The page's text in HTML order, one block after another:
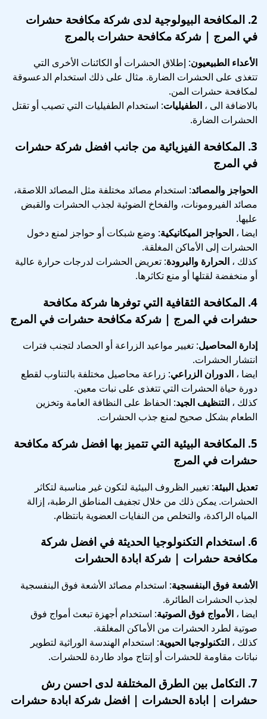
2. المكافحة البيولوجية لدى شركة مكافحة حشرات
في المرج | شركة مكافحة حشرات بالمرج
الأعداء الطبيعيون: إطلاق الحشرات أو الكائنات الأخرى التي
تتغذى على الحشرات الضارة. مثال على ذلك استخدام الدعسوقة
لمكافحة حشرات المن.
بالاضافة الى ، الطفيليات: استخدام الطفيليات التي تصيب أو تقتل
الحشرات الضارة.
3. المكافحة الفيزيائية من جانب افضل شركة حشرات
في المرج
الحواجز والمصائد: استخدام مصائد مختلفة مثل المصائد اللاصقة،
مصائد الفيرومونات، والفخاخ الضوئية لجذب الحشرات والقبض
عليها.
ايضا ، الحواجز الميكانيكية: وضع شبكات أو حواجز لمنع دخول
الحشرات إلى الأماكن المغلقة.
كذلك ، الحرارة والبرودة: تعريض الحشرات لدرجات حرارة عالية
أو منخفضة لقتلها أو منع تكاثرها.
4. المكافحة الثقافية التي توفرها شركة مكافحة
حشرات في المرج | شركة مكافحة حشرات في المرج
إدارة المحاصيل: تغيير مواعيد الزراعة أو الحصاد لتجنب فترات
انتشار الحشرات.
ايضا ، الدوران الزراعي: زراعة محاصيل مختلفة بالتناوب لقطع
دورة حياة الحشرات التي تتغذى على نبات معين.
كذلك ، التنظيف الجيد: الحفاظ على النظافة العامة وتخزين
الطعام بشكل صحيح لمنع جذب الحشرات.
5. المكافحة البيئية التي تتميز بها افضل شركة مكافحة
حشرات في المرج
تعديل البيئة: تغيير الظروف البيئية لتكون غير مناسبة لتكاثر
الحشرات. يمكن ذلك من خلال تجفيف المناطق الرطبة، إزالة
المياه الراكدة، والتخلص من النفايات العضوية بانتظام.
6. استخدام التكنولوجيا الحديثة في افضل شركة
مكافحة حشرات | شركة ابادة الحشرات
الأشعة فوق البنفسجية: استخدام مصائد الأشعة فوق البنفسجية
لجذب الحشرات الطائرة.
ايضا ، الأمواج فوق الصوتية: استخدام أجهزة تبعث أمواج فوق
صوتية لطرد الحشرات من الأماكن المغلقة.
كذلك ، التكنولوجيا الحيوية: استخدام الهندسة الوراثية لتطوير
نباتات مقاومة للحشرات أو إنتاج مواد طاردة للحشرات.
7. التكامل بين الطرق المختلفة لدى احسن رش
حشرات | ابادة الحشرات | افضل شركة ابادة حشرات